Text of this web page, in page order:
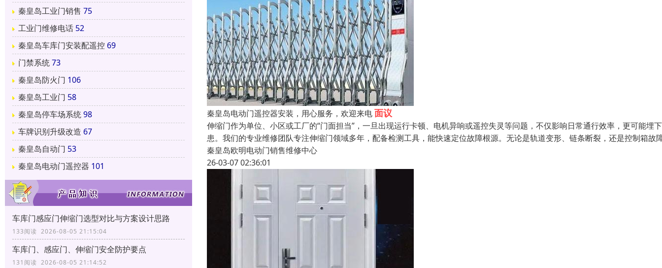
秦皇岛工业门销售 75
工业门维修电话 52
秦皇岛车库门安装配遥控 69
门禁系统73
秦皇岛防火门 106
秦皇岛工业门 58
秦皇岛停车场系统98
车牌识别升级改造 67
秦皇岛自动门 53
秦皇岛电动门遥控器 101
车库门感应门伸缩门选型对比与方案设计思路
133阅读 2026-08-05 21:15:04
车库门、感应门、伸缩门安全防护要点
131阅读 2026-08-05 21:14:52
秦皇岛电动门遥控器安装，用心服务，欢迎来电面议
伸缩门作为单位、小区或工厂的“门面担当”，一旦出现运行卡顿、电机异响或遥控失灵等问题，不仅影响日常通行效率，更可能埋
患。我们的专业维修团队专注伸缩门领域多年，配备检测工具，能快速定位故障根源。无论是轨道变形、链条断裂，还是控制箱故
秦皇岛欧明电动门销售维修中心
26-03-07 02:36:01